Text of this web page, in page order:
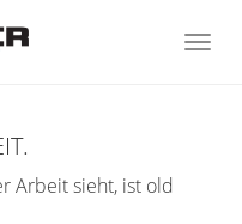
Arbeit sieht, ist old